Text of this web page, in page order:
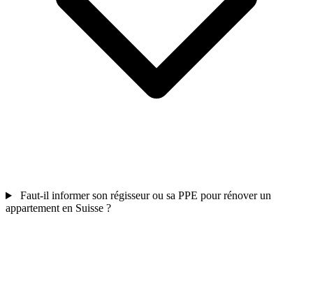
Faut-il informer son régisseur ou sa PPE pour rénover un
appartement en Suisse ?